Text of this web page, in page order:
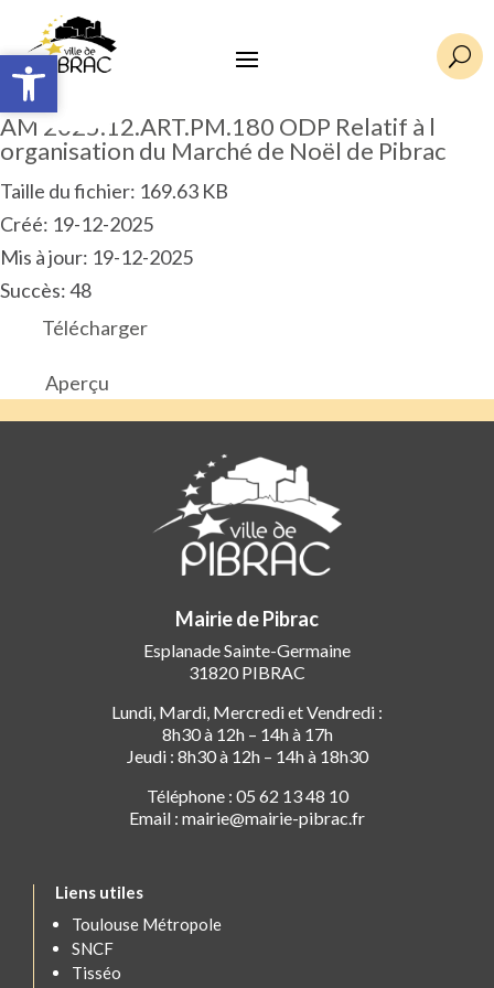
Ouvrir la barre d’outils U
AM 2025.12.ART.PM.180 ODP Relatif à l
organisation du Marché de Noël de Pibrac
Taille du fichier: 169.63 KB
Créé: 19-12-2025
Mis à jour: 19-12-2025
Succès: 48
Télécharger
Aperçu
Mairie de Pibrac
Esplanade Sainte-Germaine
31820 PIBRAC
Lundi, Mardi, Mercredi et Vendredi :
8h30 à 12h – 14h à 17h
Jeudi : 8h30 à 12h – 14h à 18h30
Téléphone : 05 62 13 48 10
Email : mairie@mairie-pibrac.fr
Liens utiles
Toulouse Métropole
SNCF
Tisséo
Ouvrir la barre d’outils